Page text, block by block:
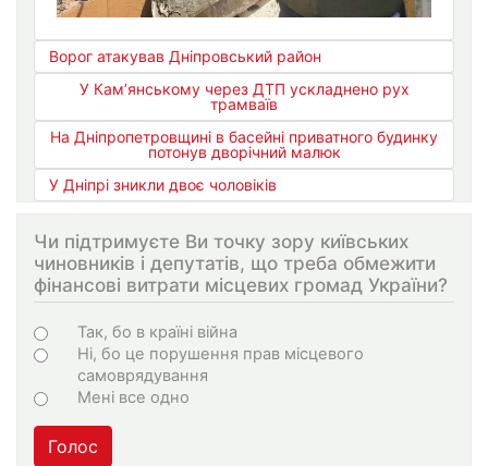
Ворог атакував Дніпровський район
У Кам’янському через ДТП ускладнено рух
трамваїв
На Дніпропетровщині в басейні приватного будинку
потонув дворічний малюк
У Дніпрі зникли двоє чоловіків
Чи підтримуєте Ви точку зору київських
чиновників і депутатів, що треба обмежити
фінансові витрати місцевих громад України?
Choices
Так, бо в країні війна
Ні, бо це порушення прав місцевого
самоврядування
Мені все одно
Голос